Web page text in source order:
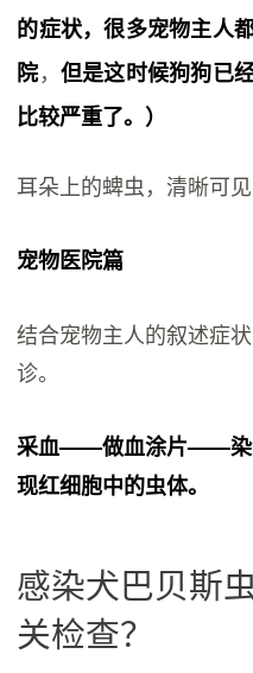
的症状，很多宠物主人
院， 但是这时候狗狗已
比较严重了。）
耳朵上的蜱虫，清晰可见
宠物医院篇
结合宠物主人的叙述症
诊。
采血——做血涂片——染
现红细胞中的虫体。
感染犬巴贝斯
关检查？